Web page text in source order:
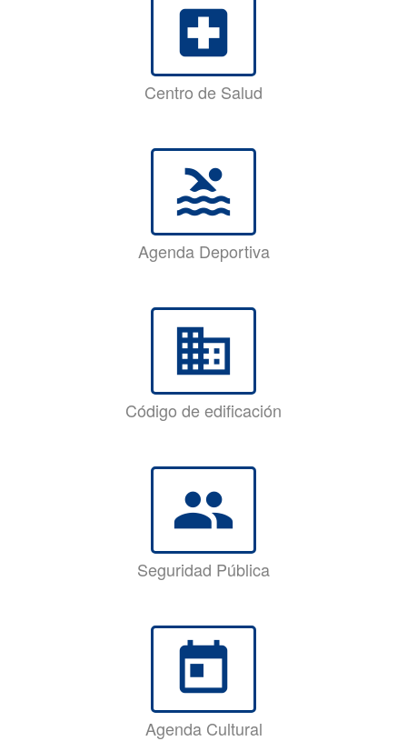
local_hospital
Centro de Salud
pool
Agenda Deportiva
business
Código de edificación
group
Seguridad Pública
today
Agenda Cultural